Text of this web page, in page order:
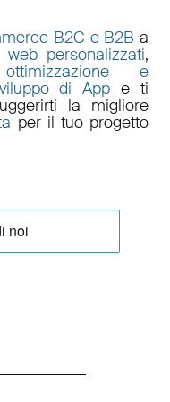
B2C e B2B a
personalizzati,
e
di App e ti
la migliore
per il tuo progetto